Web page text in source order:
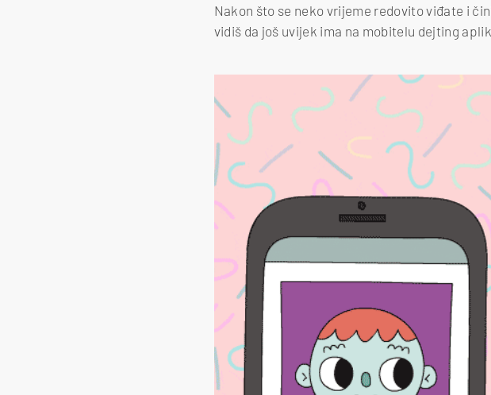
Nakon što se neko vrijeme redovito viđate i
vidiš da još uvijek ima na mobitelu dejting